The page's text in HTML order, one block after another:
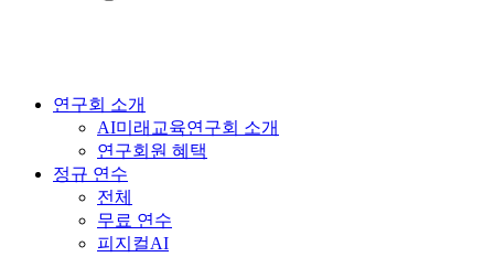
연구회 소개
AI미래교육연구회 소개
연구회원 혜택
정규 연수
전체
무료 연수
피지컬AI